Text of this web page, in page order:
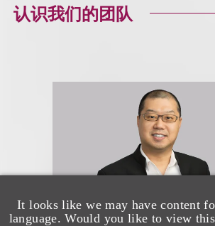
It looks like we may have content
language. Would you like to view
认识我们的团队